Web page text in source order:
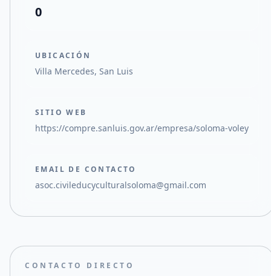
0
UBICACIÓN
Villa Mercedes, San Luis
SITIO WEB
https://compre.sanluis.gov.ar/empresa/soloma-voley
EMAIL DE CONTACTO
asoc.civileducyculturalsoloma@gmail.com
CONTACTO DIRECTO